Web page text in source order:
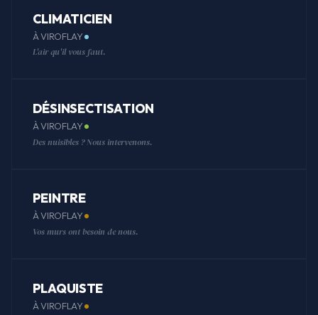
CLIMATICIEN
À VIROFLAY
L'air qu'il vous faut.
DÉSINSECTISATION
À VIROFLAY
Des nuisibles ? Nous intervenons.
PEINTRE
À VIROFLAY
Vos murs ont besoin de nous.
PLAQUISTE
À VIROFLAY